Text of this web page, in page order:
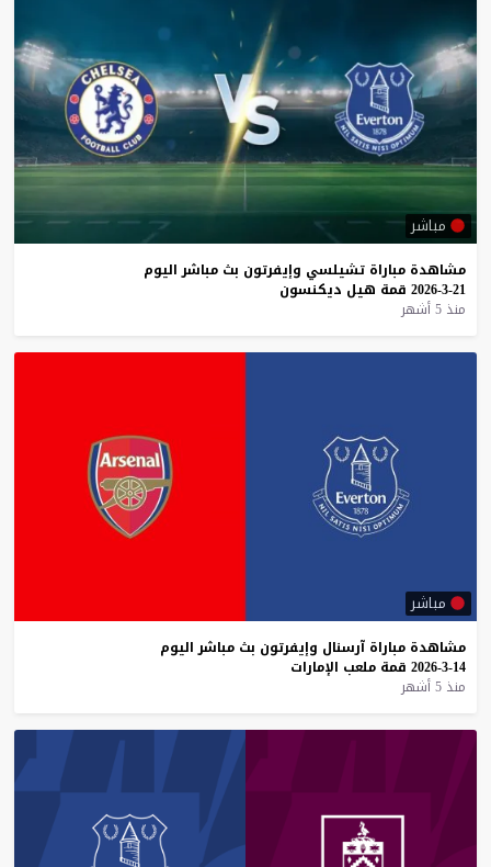
مباشر
مشاهدة مباراة تشيلسي وإيفرتون بث مباشر اليوم
21-3-2026
قمة هيل ديكنسون
منذ 5 أشهر
مباشر
مشاهدة مباراة آرسنال وإيفرتون بث مباشر اليوم
14-3-2026
قمة ملعب الإمارات
منذ 5 أشهر